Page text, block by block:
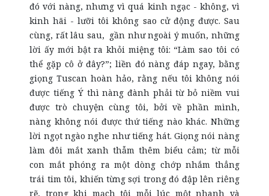
đó với nàng, nhưng vì quá kinh ngạc - không, vì
kinh hãi - lưỡi tôi không sao cử động được. Sau
cùng, rất lâu sau, gần như ngoài ý muốn, những
lời ấy mới bật ra khỏi miệng tôi: “Làm sao tôi có
thể gặp cô ở đây?”; liền đó nàng đáp ngay, bằng
giọng Tuscan hoàn hảo, rằng nếu tôi không nói
được tiếng Ý thì nàng đành phải từ bỏ niềm vui
được trò chuyện cùng tôi, bởi về phần mình,
nàng không nói được thứ tiếng nào khác. Những
lời ngọt ngào nghe như tiếng hát. Giọng nói nàng
làm đôi mắt xanh thẫm thêm biểu cảm; từ mỗi
con mắt phóng ra một dòng chớp nhắm thẳng
trái tim tôi, khiến từng sợi trong đó đập lên riêng
rẽ, trong khi mạch tôi mỗi lúc một nhanh và